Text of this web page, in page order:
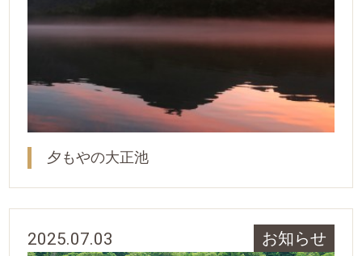
夕もやの大正池
2025.07.03 お知らせ